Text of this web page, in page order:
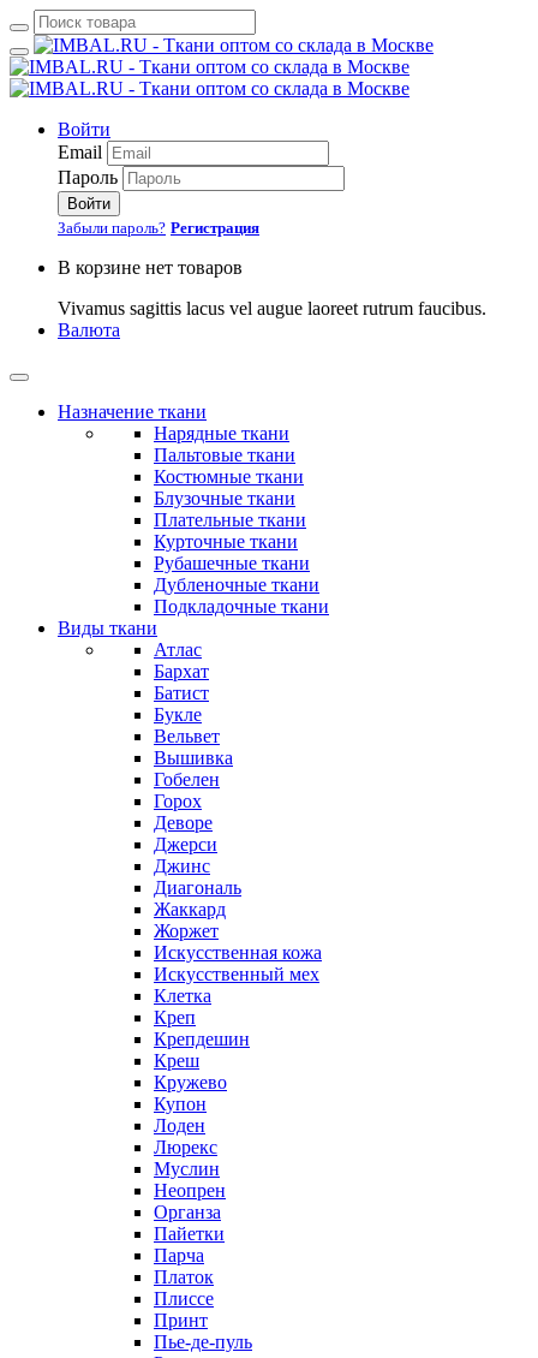
Войти
Email
Пароль
Войти
Забыли пароль? Регистрация
В корзине нет товаров
Vivamus sagittis lacus vel augue laoreet rutrum faucibus.
Валюта
Назначение ткани
Нарядные ткани
Пальтовые ткани
Костюмные ткани
Блузочные ткани
Плательные ткани
Курточные ткани
Рубашечные ткани
Дубленочные ткани
Подкладочные ткани
Виды ткани
Атлас
Бархат
Батист
Букле
Вельвет
Вышивка
Гобелен
Горох
Деворе
Джерси
Джинс
Диагональ
Жаккард
Жоржет
Искусственная кожа
Искусственный мех
Клетка
Креп
Крепдешин
Креш
Кружево
Купон
Лоден
Люрекс
Муслин
Неопрен
Органза
Пайетки
Парча
Платок
Плиссе
Принт
Пье-де-пуль